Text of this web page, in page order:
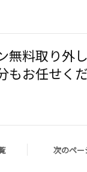
無料取り外し
もお任せく
次のペー